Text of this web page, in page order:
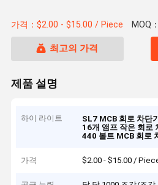
가격：$2.00 - $15.00 / Piece MOQ
최고의 가격
제품 설명
하이 라이트 SL7 MCB 회로 차단
16개 앰프 작은 회로
440 볼트 MCB 회로
가격 $2.00 - $15.00 /